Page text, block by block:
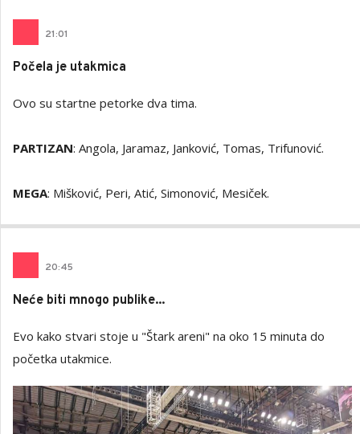
21:01
Počela je utakmica
Ovo su startne petorke dva tima.
PARTIZAN: Angola, Jaramaz, Janković, Tomas, Trifunović.
MEGA: Mišković, Peri, Atić, Simonović, Mesiček.
20:45
Neće biti mnogo publike...
Evo kako stvari stoje u "Štark areni" na oko 15 minuta do
početka utakmice.